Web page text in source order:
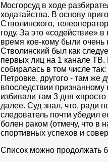
Мосгорсуд в ходе
ходатайства. В основу
Стволинского,
году. За это «содействие»
время кое-кому были очень
Стволинский был как
первых лиц на 1 канале ТВ.
собиралась в том числе
Петровке, другого - там же
впоследствии
избивали там 3 дня «просто
далее. Суд знал, что, ради
следователь почти убедил
болен раком (отмечу, что в
спортивных успехов и
Список можно продолжать